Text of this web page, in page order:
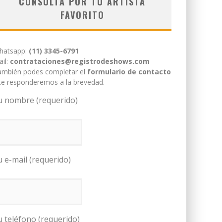
FAVORITO
(11) 3345-6791
contrataciones@registrodeshows.com
podes completar el formulario de contacto
responderemos a la brevedad.
nombre (requerido)
e-mail (requerido)
teléfono (requerido)